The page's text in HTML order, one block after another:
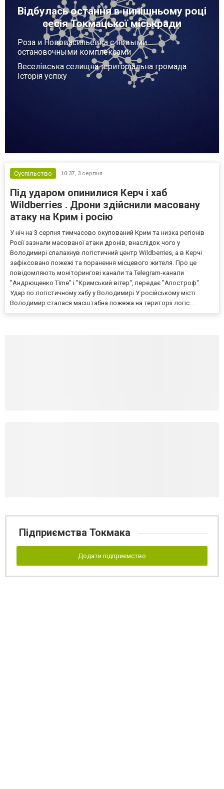
Відбулась остання в нинішньому році
сесія Токмацької міськради
Роза и Нововасильевка с новыми
остановочными комплексами
Веселівська селищна територіальна громада.
Історія успіху
Суспільство 10:37, 3 серпня
Під ударом опинилися Керч і хаб
Wildberries . Дрони здійснили масовану
атаку на Крим і росію
У ніч на 3 серпня тимчасово окупований Крим та низка регіонів
Росії зазнали масованої атаки дронів, внаслідок чого у
Володимирі спалахнув логістичний центр Wildberries, а в Керчі
зафіксовано пожежі та поранення місцевого жителя. Про це
повідомляють моніторингові канали та Telegram-канали
"Андрющенко Time" і "Кримський вітер", передає "Апостроф".
Удар по логістичному хабу у Володимирі У російському місті
Володимир сталася масштабна пожежа на території логіс...
Підприємства Токмака
Додати підприємство